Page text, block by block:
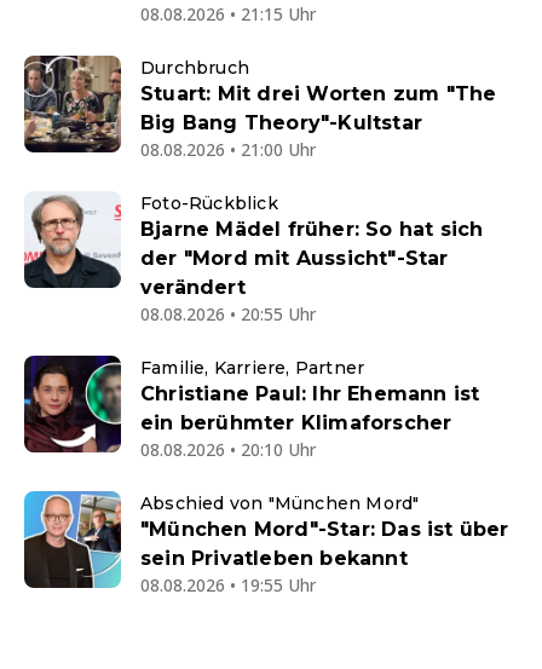
08.08.2026 • 21:15 Uhr
Durchbruch
Stuart: Mit drei Worten zum "The
Big Bang Theory"-Kultstar
08.08.2026 • 21:00 Uhr
Foto-Rückblick
Bjarne Mädel früher: So hat sich
der "Mord mit Aussicht"-Star
verändert
08.08.2026 • 20:55 Uhr
Familie, Karriere, Partner
Christiane Paul: Ihr Ehemann ist
ein berühmter Klimaforscher
08.08.2026 • 20:10 Uhr
Abschied von "München Mord"
"München Mord"-Star: Das ist über
sein Privatleben bekannt
08.08.2026 • 19:55 Uhr